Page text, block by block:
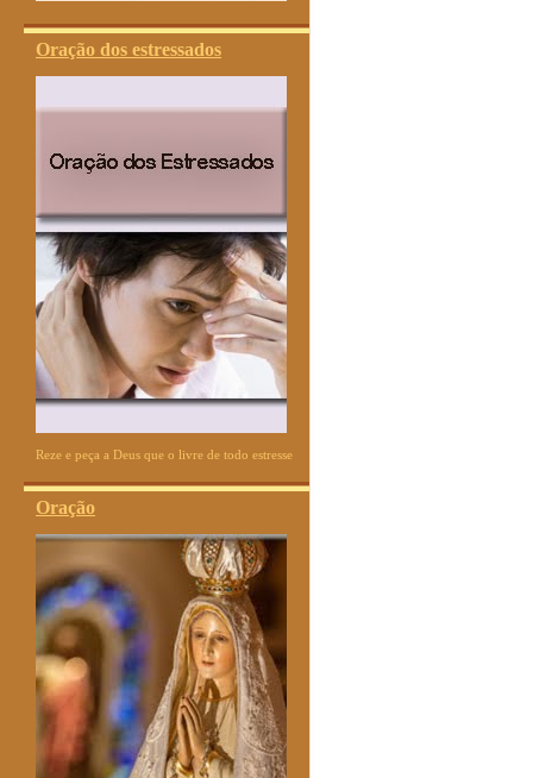
Oração dos estressados
Reze e peça a Deus que o livre de todo estresse
Oração